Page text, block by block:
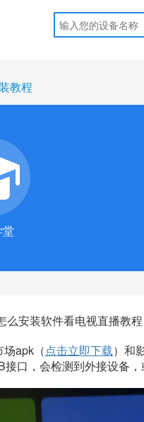
教程
么安装软件看电视直播教
apk（点击立即下载） 和
接口，会检测到外接设备